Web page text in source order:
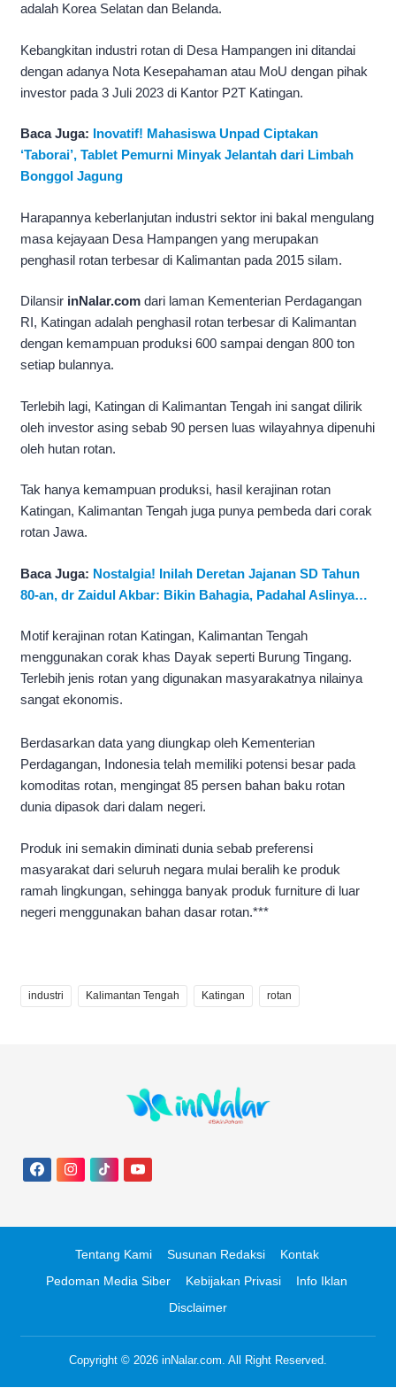
adalah Korea Selatan dan Belanda.
Kebangkitan industri rotan di Desa Hampangen ini ditandai
dengan adanya Nota Kesepahaman atau MoU dengan pihak
investor pada 3 Juli 2023 di Kantor P2T Katingan.
Baca Juga: Inovatif! Mahasiswa Unpad Ciptakan
‘Taborai’, Tablet Pemurni Minyak Jelantah dari Limbah
Bonggol Jagung
Harapannya keberlanjutan industri sektor ini bakal mengulang
masa kejayaan Desa Hampangen yang merupakan
penghasil rotan terbesar di Kalimantan pada 2015 silam.
Dilansir inNalar.com dari laman Kementerian Perdagangan
RI, Katingan adalah penghasil rotan terbesar di Kalimantan
dengan kemampuan produksi 600 sampai dengan 800 ton
setiap bulannya.
Terlebih lagi, Katingan di Kalimantan Tengah ini sangat dilirik
oleh investor asing sebab 90 persen luas wilayahnya dipenuhi
oleh hutan rotan.
Tak hanya kemampuan produksi, hasil kerajinan rotan
Katingan, Kalimantan Tengah juga punya pembeda dari corak
rotan Jawa.
Baca Juga: Nostalgia! Inilah Deretan Jajanan SD Tahun
80-an, dr Zaidul Akbar: Bikin Bahagia, Padahal Aslinya…
Motif kerajinan rotan Katingan, Kalimantan Tengah
menggunakan corak khas Dayak seperti Burung Tingang.
Terlebih jenis rotan yang digunakan masyarakatnya nilainya
sangat ekonomis.
Berdasarkan data yang diungkap oleh Kementerian
Perdagangan, Indonesia telah memiliki potensi besar pada
komoditas rotan, mengingat 85 persen bahan baku rotan
dunia dipasok dari dalam negeri.
Produk ini semakin diminati dunia sebab preferensi
masyarakat dari seluruh negara mulai beralih ke produk
ramah lingkungan, sehingga banyak produk furniture di luar
negeri menggunakan bahan dasar rotan.***
industri Kalimantan Tengah Katingan rotan
Tentang Kami Susunan Redaksi
Kontak
Pedoman Media Siber
Kebijakan Privasi
Info Iklan
Disclaimer
Copyright © 2026 inNalar.com . All Right Reserved.